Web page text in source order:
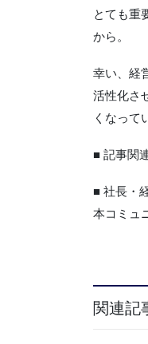
とても重
から。
幸い、経
活性化さ
くなって
■ 記事関
■ 社長・
本コミュ
関連記